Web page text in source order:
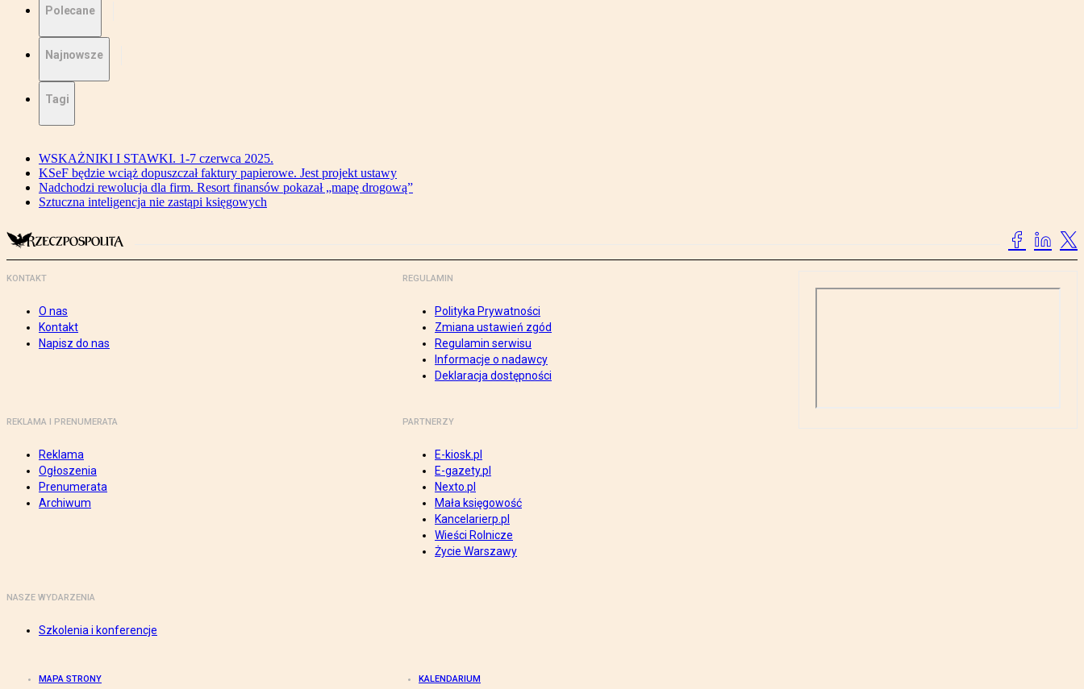
Polecane
Najnowsze
Tagi
WSKAŻNIKI I STAWKI. 1-7 czerwca 2025.
KSeF będzie wciąż dopuszczał faktury papierowe. Jest projekt ustawy
Nadchodzi rewolucja dla firm. Resort finansów pokazał „mapę drogową”
Sztuczna inteligencja nie zastąpi księgowych
KONTAKT
O nas
Kontakt
Napisz do nas
REGULAMIN
Polityka Prywatności
Zmiana ustawień zgód
Regulamin serwisu
Informacje o nadawcy
Deklaracja dostępności
REKLAMA I PRENUMERATA
Reklama
Ogłoszenia
Prenumerata
Archiwum
PARTNERZY
E-kiosk.pl
E-gazety.pl
Nexto.pl
Mała księgowość
Kancelarierp.pl
Wieści Rolnicze
Życie Warszawy
NASZE WYDARZENIA
Szkolenia i konferencje
MAPA STRONY KALENDARIUM